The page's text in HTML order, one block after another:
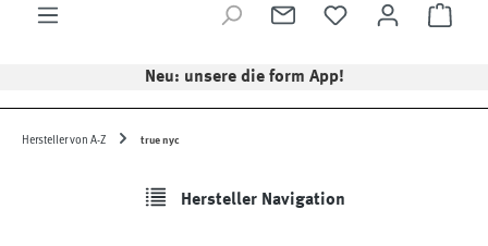
Neu: unsere die form App!
Hersteller von A-Z true nyc
Hersteller Navigation